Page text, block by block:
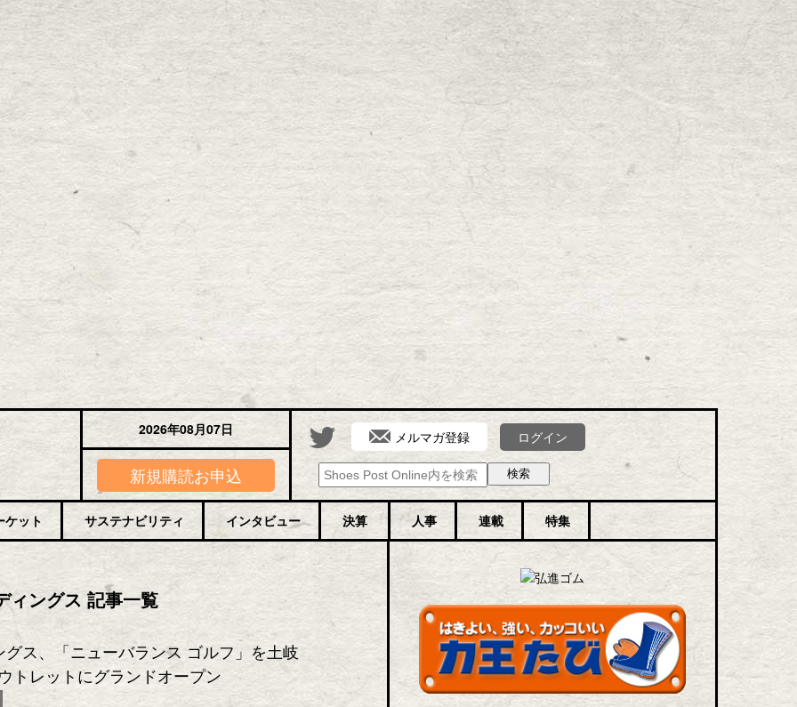
2026年08月07日
新規購読お申込
メルマガ登録 ログイン
ケット サステナビリティ インタビュー 決算 人事 連載 特集
ィングス 記事一覧
ス、「ニューバランス ゴルフ」を土岐
トレットにグランドオープン